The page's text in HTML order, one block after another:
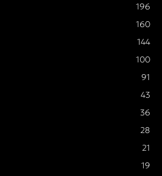
196
160
144
100
91
43
36
28
21
19